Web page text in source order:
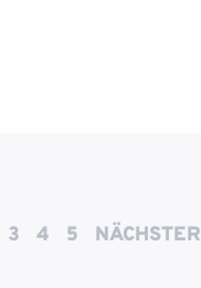
3 4 5 NÄCHSTER